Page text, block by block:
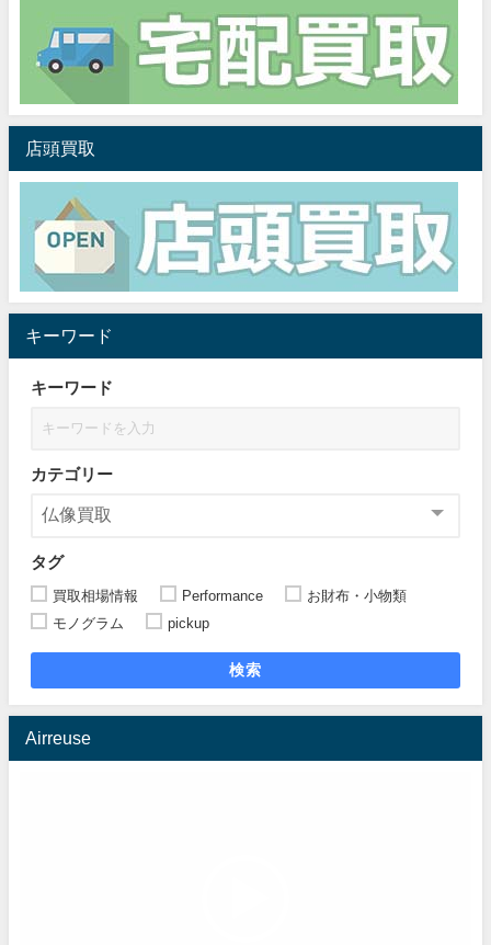
店頭買取
キーワード
キーワード
カテゴリー
タグ
買取相場情報 Performance
お財布・小物類
モノグラム
pickup
検索
Airreuse